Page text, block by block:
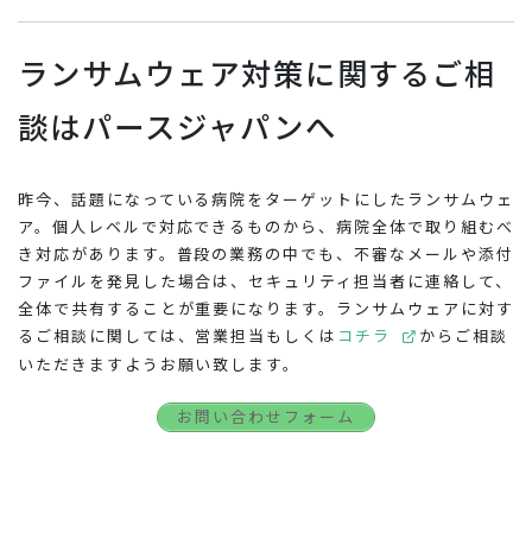
ランサムウェア対策に関するご相
談はパースジャパンへ
昨今、話題になっている病院をターゲットにしたランサムウェ
ア。個人レベルで対応できるものから、病院全体で取り組むべ
き対応があります。普段の業務の中でも、不審なメールや添付
ファイルを発見した場合は、セキュリティ担当者に連絡して、
全体で共有することが重要になります。ランサムウェアに対す
るご相談に関しては、営業担当もしくは コチラ
からご相談
いただきますようお願い致します。
お問い合わせフォーム